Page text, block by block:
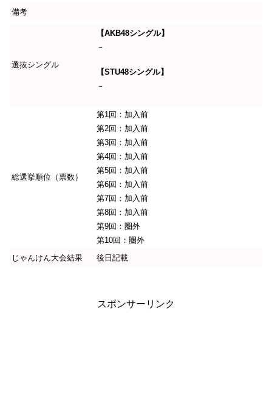
備考
選抜シングル
【AKB48シングル】
－
【STU48シングル】
－
総選挙順位（票数）
第1回：加入前
第2回：加入前
第3回：加入前
第4回：加入前
第5回：加入前
第6回：加入前
第7回：加入前
第8回：加入前
第9回：圏外
第10回：圏外
じゃんけん大会結果
後日記載
スポンサーリンク